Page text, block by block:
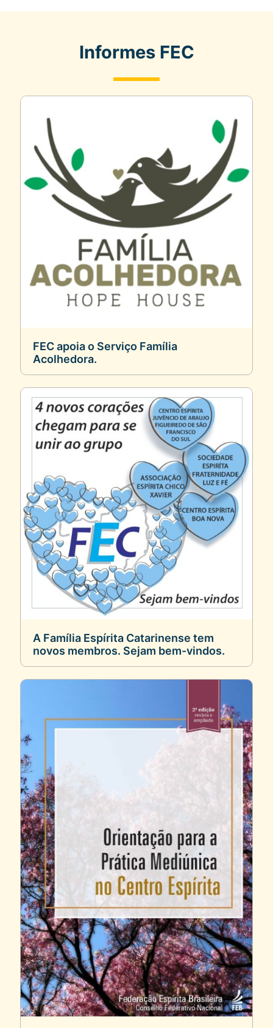
Informes FEC
FEC apoia o Serviço Família
Acolhedora.
A Família Espírita Catarinense tem
novos membros. Sejam bem-vindos.